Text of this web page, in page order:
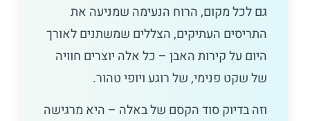
גם לכל מקום, הרוח הנעימה שמניעה את
התריסים העתיקים, הצללים שמשתנים לאורך
היום על קירות האבן – כל אלה יוצרים חוויה
של שקט פנימי, של רוגע ויופי טהור.
וזה בדיוק סוד הקסם של באלה – היא מרגישה